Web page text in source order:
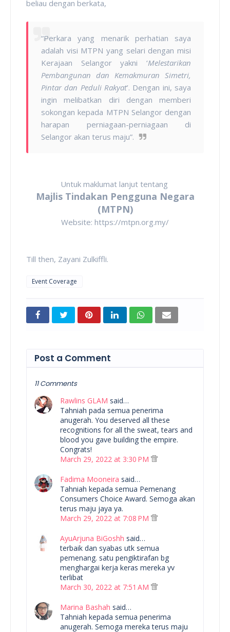
beliau dengan berkata,
“Perkara yang menarik perhatian saya
adalah visi MTPN yang selari dengan misi
Kerajaan Selangor yakni ‘Melestarikan
Pembangunan dan Kemakmuran Simetri,
Pintar dan Peduli Rakyat’. Dengan ini, saya
ingin melibatkan diri dengan memberi
sokongan kepada MTPN Selangor dengan
harapan perniagaan-perniagaan di
Selangor akan terus maju”.
Untuk maklumat lanjut tentang
Majlis Tindakan Pengguna Negara
(MTPN)
Website: https://mtpn.org.my/
Till then, Zayani Zulkiffli.
Event Coverage
Post a Comment
11 Comments
Rawlins GLAM said…
Tahniah pada semua penerima
anugerah. You deserved all these
recognitions for all the sweat, tears and
blood you gave building the empire.
Congrats!
March 29, 2022 at 3:30 PM
Fadima Mooneira said…
Tahniah kepada semua Pemenang
Consumers Choice Award. Semoga akan
terus maju jaya ya.
March 29, 2022 at 7:08 PM
AyuArjuna BiGoshh said…
terbaik dan syabas utk semua
pemenang. satu pengiktirafan bg
menghargai kerja keras mereka yv
terlibat
March 30, 2022 at 7:51 AM
Marina Bashah said…
Tahniah kepada semua penerima
anugerah. Semoga mereka terus maju